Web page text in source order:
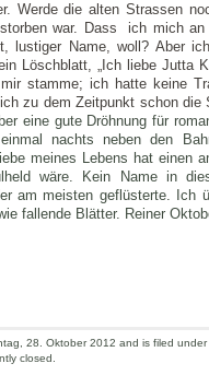
Werde die alten Strassen
war. Dass ich mich
lustiger Name, woll? Aber
Löschblatt, „Ich liebe Jutta
stamme; ich hatte keine
zu dem Zeitpunkt schon
eine gute Dröhnung für
nachts neben den
meines Lebens hat einen
wäre. Kein Name in
am meisten geflüsterte. Ich
fallende Blätter. Reiner
28. Oktober 2012 and is filed under
closed.